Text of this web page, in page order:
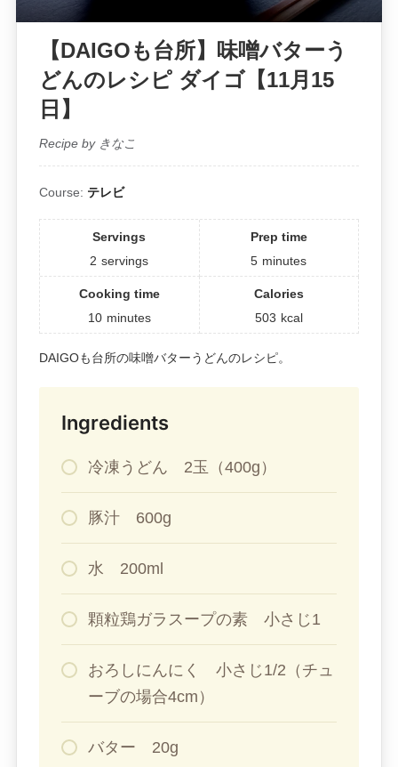
【DAIGOも台所】味噌バターう
どんのレシピ ダイゴ【11月15
日】
Recipe by きなこ
Course: テレビ
Servings
2 servings
Prep time
5 minutes
Cooking time
10 minutes
Calories
503 kcal
DAIGOも台所の味噌バターうどんのレシピ。
Ingredients
冷凍うどん 2玉（400g）
豚汁 600g
水 200ml
顆粒鶏ガラスープの素 小さじ1
おろしにんにく 小さじ1/2（チュ
ーブの場合4cm）
バター 20g